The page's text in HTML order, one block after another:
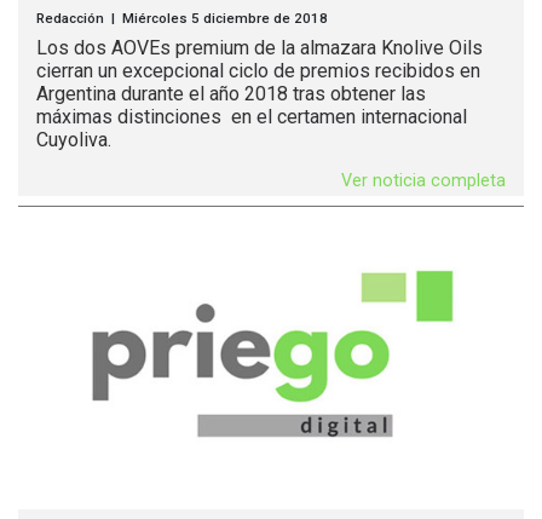
Redacción | Miércoles 5 diciembre de 2018
Los dos AOVEs premium de la almazara Knolive Oils
cierran un excepcional ciclo de premios recibidos en
Argentina durante el año 2018 tras obtener las
máximas distinciones en el certamen internacional
Cuyoliva.
Ver noticia completa